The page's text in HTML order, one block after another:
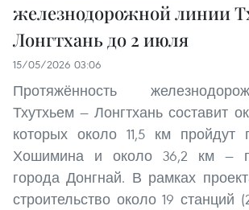
железнодорожной линии
Лонгтхань до 2 июля
15/05/2026 03:06
Протяжённость
Тхутхьем — Лонгтхань составит
которых около 11,5 км пройдут
Хошимина и около 36,2 км —
города Донгнай. В рамках
строительство около 19 станций